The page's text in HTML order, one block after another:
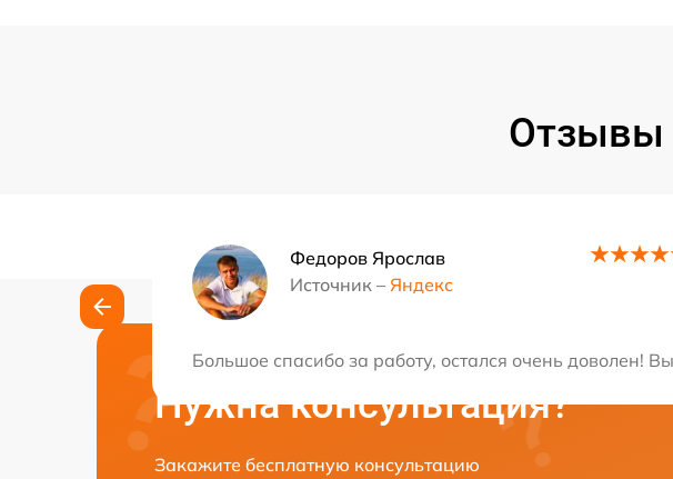
Отзывы
Федоров Ярослав
Источник – Яндекс
Большое спасибо за работу, остался очень доволен!
Нужна консультация?
Закажите бесплатную консультацию